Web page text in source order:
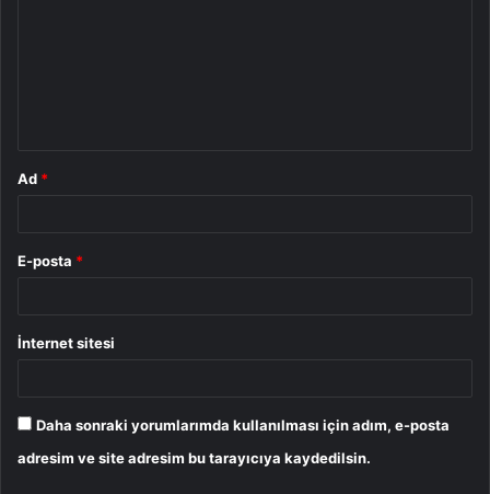
Ad *
E-posta *
İnternet sitesi
Daha sonraki yorumlarımda kullanılması için adım, e-posta
adresim ve site adresim bu tarayıcıya kaydedilsin.